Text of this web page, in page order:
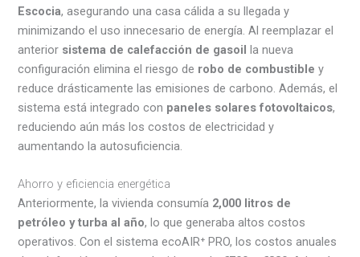
Escocia, asegurando una casa cálida a su llegada y
minimizando el uso innecesario de energía. Al reemplazar el
anterior sistema de calefacción de gasoil la nueva
configuración elimina el riesgo de robo de combustible y
reduce drásticamente las emisiones de carbono. Además, el
sistema está integrado con paneles solares fotovoltaicos,
reduciendo aún más los costos de electricidad y
aumentando la autosuficiencia.
Ahorro y eficiencia energética
Anteriormente, la vivienda consumía 2,000 litros de
petróleo y turba al año, lo que generaba altos costos
operativos. Con el sistema ecoAIR⁺ PRO, los costos anuales